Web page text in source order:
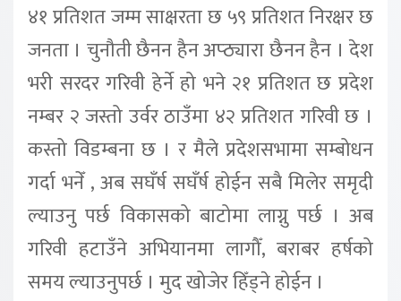
४१ प्रतिशत जम्म साक्षरता छ ५९ प्रतिशत निरक्षर छ
जनता । चुनौती छैनन हैन अप्ठ्यारा छैनन हैन । देश
भरी सरदर गरिवी हेर्ने हो भने २१ प्रतिशत छ प्रदेश
नम्बर २ जस्तो उर्वर ठाउँमा ४२ प्रतिशत गरिवी छ ।
कस्तो विडम्बना छ । र मैले प्रदेशसभामा सम्बोधन
गर्दा भनेँ , अब सघँर्ष सघँर्ष होईन सबै मिलेर समृदी
ल्याउनु पर्छ विकासको बाटोमा लाग्नु पर्छ । अब
गरिवी हटाउँने अभियानमा लागौँ, बराबर हर्षको
समय ल्याउनुपर्छ । मुद खोजेर हिँड्ने होईन ।